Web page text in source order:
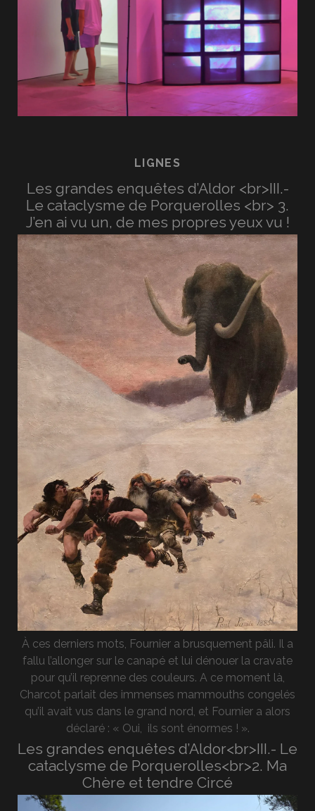
LIGNES
Les grandes enquêtes d’Aldor <br>III.-
Le cataclysme de Porquerolles <br> 3.
J’en ai vu un, de mes propres yeux vu !
À ces derniers mots, Fournier a brusquement pâli. Il a
fallu l’allonger sur le canapé et lui dénouer la cravate
pour qu’il reprenne des couleurs. A ce moment là,
Charcot parlait des immenses mammouths congelés
qu’il avait vus dans le grand nord, et Fournier a alors
déclaré : « Oui, ils sont énormes ! ».
Les grandes enquêtes d’Aldor<br>III.- Le
cataclysme de Porquerolles<br>2. Ma
Chère et tendre Circé